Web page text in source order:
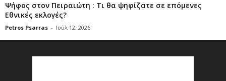
Ψήφος στον Πειραιώτη : Τι θα ψηφίζατε σε επόμενες
Εθνικές εκλογές?
Petros Psarras - Ιούλ 12, 2026